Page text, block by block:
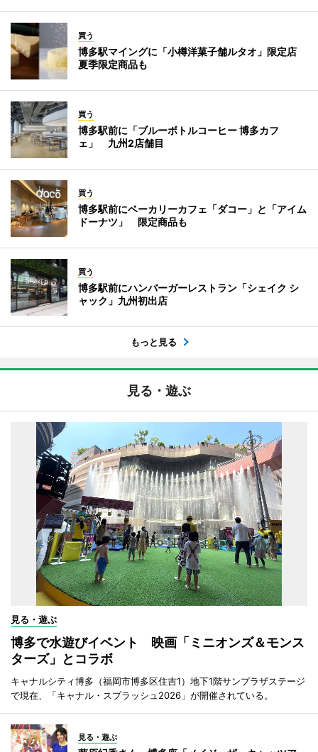
買う
博多駅マイングに「小樽洋菓子舗ルタオ」限定店
夏季限定商品も
買う
博多駅前に「ブルーボトルコーヒー 博多カフ
ェ」 九州2店舗目
買う
博多駅前にベーカリーカフェ「ダコー」と「アイム
ドーナツ」 限定商品も
買う
博多駅前にハンバーガーレストラン「シェイク シ
ャック」九州初出店
もっと見る
見る・遊ぶ
見る・遊ぶ
博多で水遊びイベント 映画「ミニオンズ＆モンス
ターズ」とコラボ
キャナルシティ博多（福岡市博多区住吉1）地下1階サンプラザステージ
で現在、「キャナル・スプラッシュ2026」が開催されている。
見る・遊ぶ